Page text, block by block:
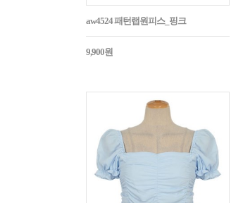
aw4524 패턴랩원피스_핑크
9,900원